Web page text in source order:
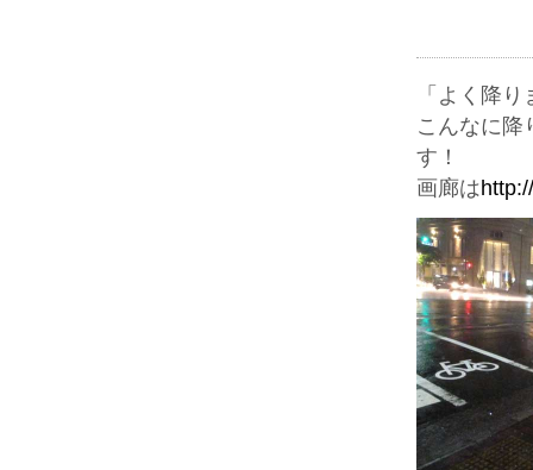
「よく降
こんなに降
す！
画廊は